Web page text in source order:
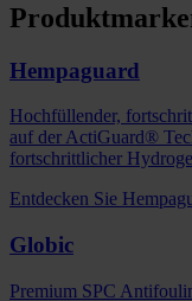
Hempaguard
Hochfüllender,
auf der ActiGuard®
fortschrittlicher
Entdecken Sie
Globic
Premium SPC